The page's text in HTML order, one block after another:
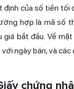
định của số tiền tối
hợp là mã số
giá bắt đầu. Về
ngày bán, và các
chứng